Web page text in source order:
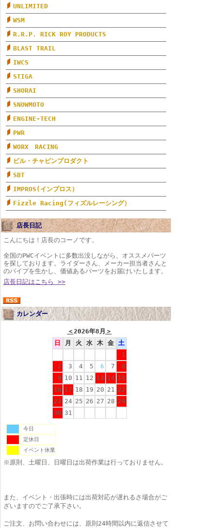
UNLIMITED
WSM
R.R.P. RICK ROY PRODUCTS
BLAST TRAIL
IWCS
STIGA
SHORAI
SNOWMOTO
ENGINE-TECH
PWR
WORX RACING
ビル・チャピンプロダクト
SBT
IMPROS(インプロス）
Fizzle Racing(フィズルレーシング）
店長日記
こんにちは！店長のコーノです。
全国のPWCイベントに多数出没しながら、オススメパーツ
を探しております。ライダーさん、メーカー担当者さんと
のパイプを生かし、価値あるパーツをお届けいたします。
店長日記はこちら >>
カレンダー
＜2026年8月 ＞
日
月 火 水 木 金 土
1
2
3 4 5 6 7
8
9 10 11 12 13 14 15
16 17 18 19 20 21 22
23 24 25 26 27 28 29
30 31
今日
定休日
イベント休業
※原則、土曜日、日曜日は出荷作業は行っておりません。
また、イベント・出張時には出荷対応が遅れるさ場合がご
ざいますのでご了承下さい。
ご注文、お問い合わせには、原則24時間以内に返信させて